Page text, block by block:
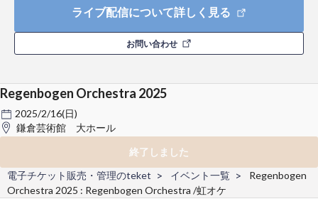
ライブ配信について詳しく見る
お問い合わせ
Regenbogen Orchestra 2025
2025/2/16(日)
鎌倉芸術館 大ホール
終了しました
電子チケット販売・管理のteket
イベント一覧
Regenbogen
Orchestra 2025 : Regenbogen Orchestra /虹オケ